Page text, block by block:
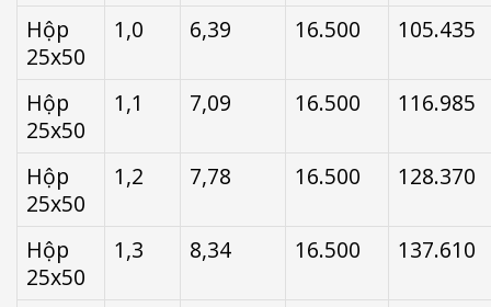
Hộp
25x50
1,0 6,39 16.500 105.435
Hộp
25x50
1,1 7,09 16.500 116.985
Hộp
25x50
1,2 7,78 16.500 128.370
Hộp
25x50
1,3 8,34 16.500 137.610